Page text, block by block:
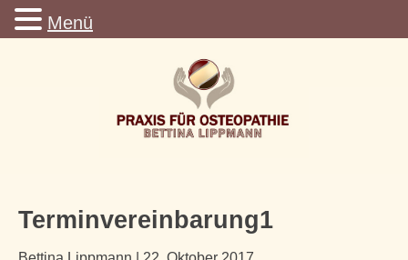
Terminvereinbarung1
Menü